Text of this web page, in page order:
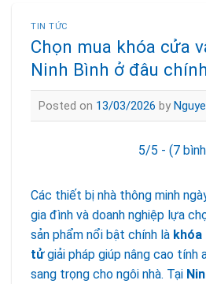
TIN TỨC
Chọn mua khóa cửa
Ninh Bình ở đâu
Posted on 13/03/2026 by
5/5 - (7
Các thiết bị nhà thông minh
gia đình và doanh nghiệp lựa
sản phẩm nổi bật chính là khóa
tửgiải pháp giúp nâng cao tính
sang trọng cho ngôi nhà. Tại